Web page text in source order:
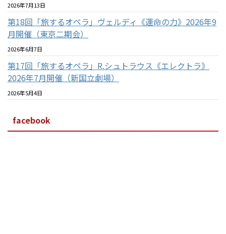
2026年7月13日
第18回「旅するオペラ」ヴェルディ《運命の力》2026年9
月開催（東京二期会）
2026年6月7日
第17回「旅するオペラ」R.シュトラウス《エレクトラ》
2026年7月開催（新国立劇場）
2026年5月4日
facebook